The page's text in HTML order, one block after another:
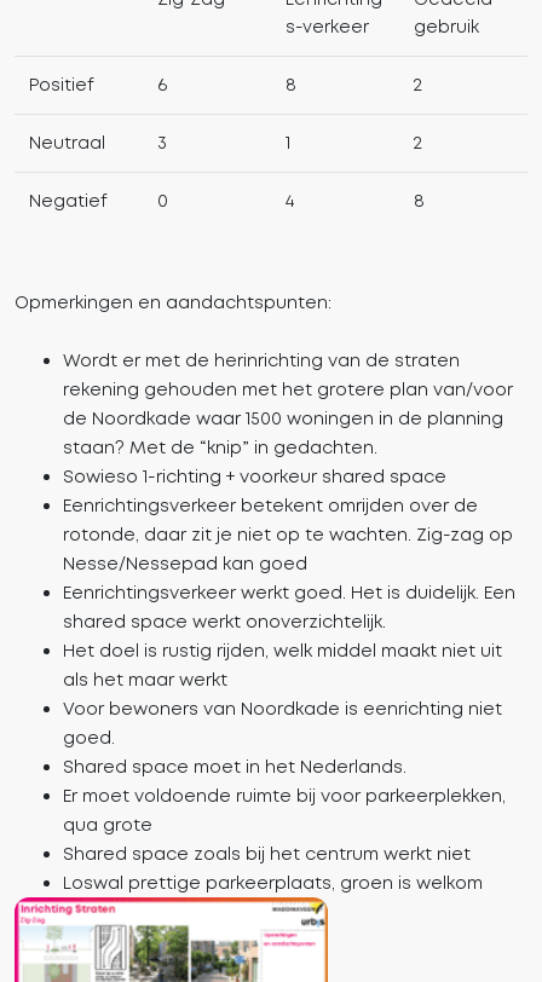
s-verkeer
gebruik
Positief 6 8 2
Neutraal 3 1 2
Negatief 0 4 8
Opmerkingen en aandachtspunten:
Wordt er met de herinrichting van de straten
rekening gehouden met het grotere plan van/voor
de Noordkade waar 1500 woningen in de planning
staan? Met de “knip” in gedachten.
Sowieso 1-richting + voorkeur shared space
Eenrichtingsverkeer betekent omrijden over de
rotonde, daar zit je niet op te wachten. Zig-zag op
Nesse/Nessepad kan goed
Eenrichtingsverkeer werkt goed. Het is duidelijk. Een
shared space werkt onoverzichtelijk.
Het doel is rustig rijden, welk middel maakt niet uit
als het maar werkt
Voor bewoners van Noordkade is eenrichting niet
goed.
Shared space moet in het Nederlands.
Er moet voldoende ruimte bij voor parkeerplekken,
qua grote
Shared space zoals bij het centrum werkt niet
Loswal prettige parkeerplaats, groen is welkom